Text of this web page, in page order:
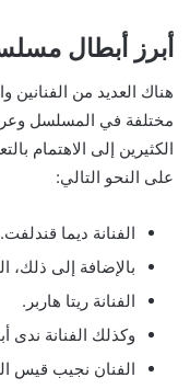
أبرز أبطال
هناك العديد من الفنانين
مختلفة في المسلسل
على النحو التالي:
الفنانة ديما قندلفت.
بالإضافة إلى ذلك،
الفنانة ريتا هاربر.
وكذلك الفنانة ندى
الفنان نجيب قيس